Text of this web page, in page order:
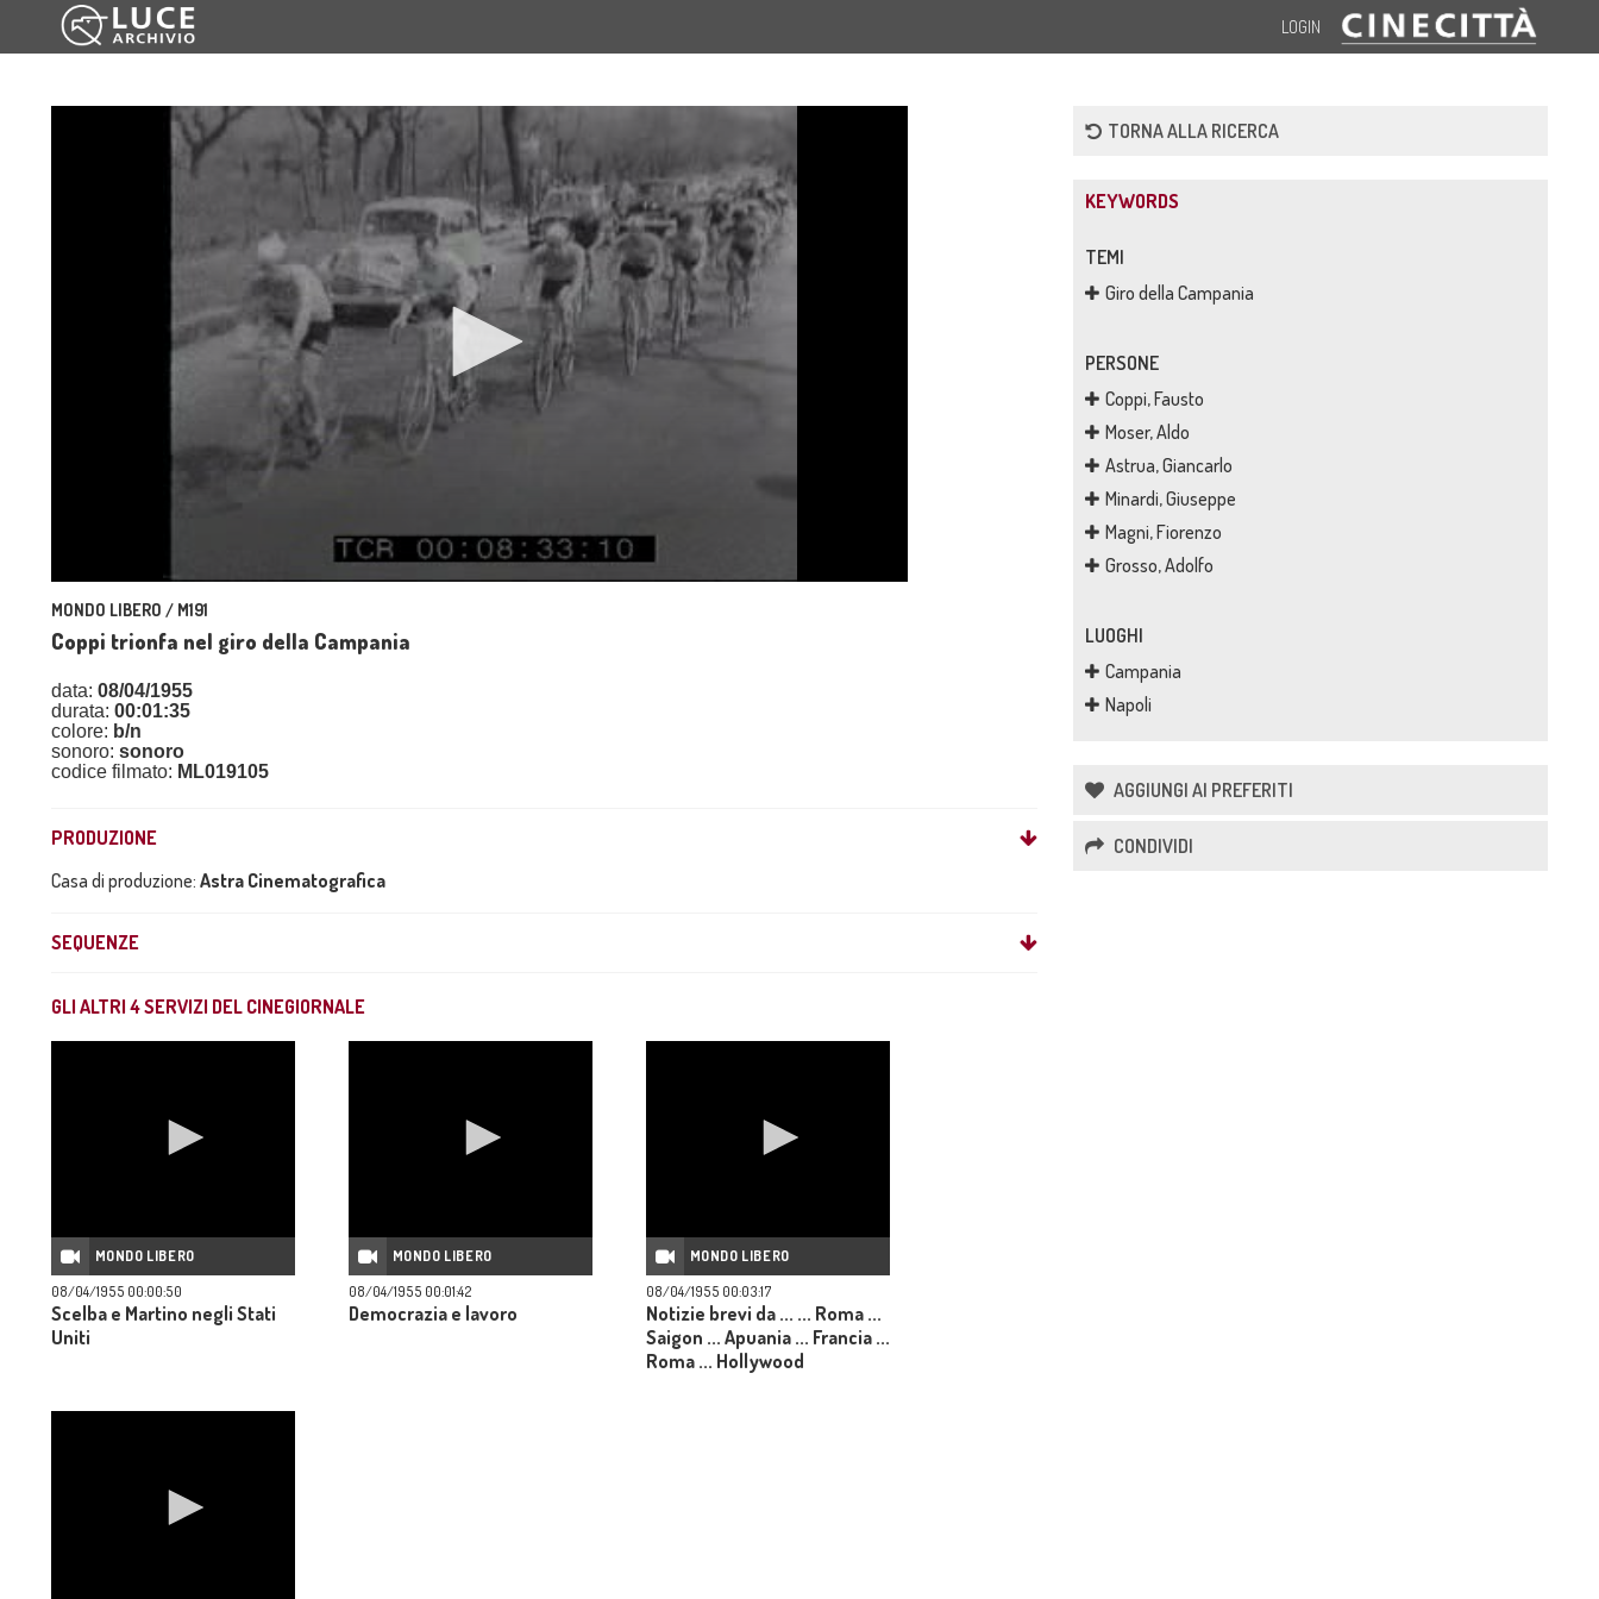
LOGIN
MONDO LIBERO / M191
Coppi trionfa nel giro della Campania
data: 08/04/1955
durata: 00:01:35
colore: b/n
sonoro: sonoro
codice filmato: ML019105
PRODUZIONE
Casa di produzione: Astra Cinematografica
SEQUENZE
GLI ALTRI 4SERVIZI DEL CINEGIORNALE
MONDO LIBERO
08/04/1955 00:00:50
Scelba e Martino negli Stati
Uniti
MONDO LIBERO
08/04/1955 00:01:42
Democrazia e lavoro
MONDO LIBERO
08/04/1955 00:03:17
Notizie brevi da ... ... Roma ...
Saigon ... Apuania ... Francia ...
Roma ... Hollywood
TORNA ALLA RICERCA
KEYWORDS
TEMI
Giro della Campania
PERSONE
Coppi, Fausto
Moser, Aldo
Astrua, Giancarlo
Minardi, Giuseppe
Magni, Fiorenzo
Grosso, Adolfo
LUOGHI
Campania
Napoli
AGGIUNGI AI PREFERITI
CONDIVIDI